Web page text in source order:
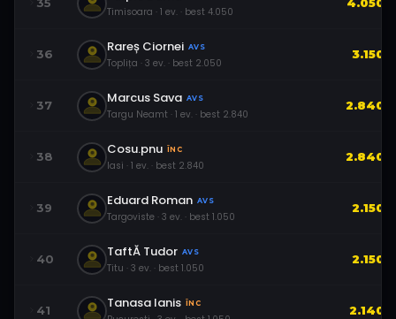
Timisoara · 1 ev. · best 4.050
36 Rareș Ciornei AVS
Toplița · 3 ev. · best 2.050
3.150
37 Marcus Sava AVS
Targu Neamt · 1 ev. · best 2.840
2.840
38 Cosu.pnu ÎNC
Iasi · 1 ev. · best 2.840
2.840
39 Eduard Roman AVS
Targoviste · 3 ev. · best 1.050
2.150
40 TaftĂ Tudor AVS
Titu · 3 ev. · best 1.050
2.150
41 Tanasa Ianis ÎNC 2.140